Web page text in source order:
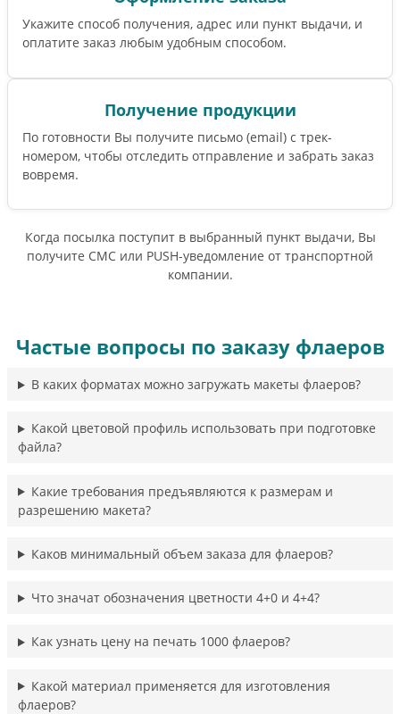
Укажите способ получения, адрес или пункт выдачи, и
оплатите заказ любым удобным способом.
Получение продукции
По готовности Вы получите письмо (email) c трек-
номером, чтобы отследить отправление и забрать заказ
вовремя.
Когда посылка поступит в выбранный пункт выдачи, Вы
получите СМС или PUSH-уведомление от транспортной
компании.
Частые вопросы по заказу флаеров
В каких форматах можно загружать макеты флаеров?
Какой цветовой профиль использовать при подготовке
файла?
Какие требования предъявляются к размерам и
разрешению макета?
Каков минимальный объем заказа для флаеров?
Что значат обозначения цветности 4+0 и 4+4?
Как узнать цену на печать 1000 флаеров?
Какой материал применяется для изготовления
флаеров?